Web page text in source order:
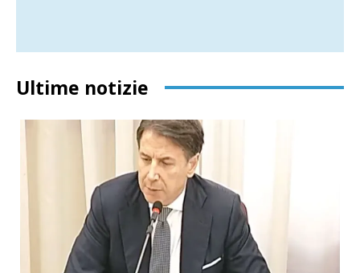
Ultime notizie